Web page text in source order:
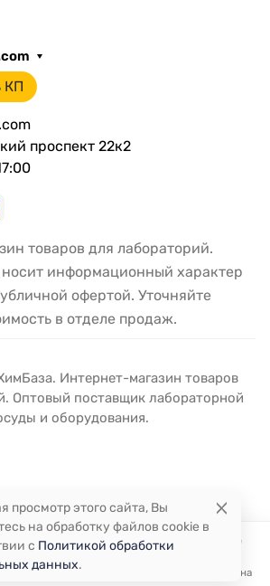
Корзина
КП
проспект 22к2
товаров для лабораторий.
информационный характер
офертой. Уточняйте
в отделе продаж.
Интернет-магазин товаров
Оптовый поставщик лабораторной
и оборудования.
просмотр этого сайта, Вы
на обработку файлов cookie в
с Политикой обработки
данных.